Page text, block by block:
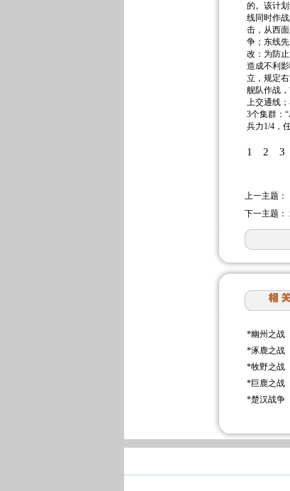
的。该计
线同时作
击，从西
争；东线
改：为防
造成不利
立，规定
舰队作战
上交通线
3个集群：
兵力1/4，
1 2 3
上一主题：
下一主题：
*幽州之战
*涿鹿之战
*牧野之战
*巨鹿之战
*楚汉战争